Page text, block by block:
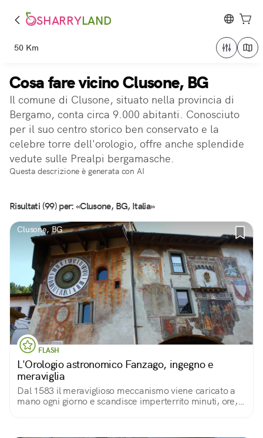
SHARRYLAND
50 Km
Cosa fare vicino Clusone, BG
Il comune di Clusone, situato nella provincia di
Bergamo, conta circa 9.000 abitanti. Conosciuto
per il suo centro storico ben conservato e la
celebre torre dell'orologio, offre anche splendide
vedute sulle Prealpi bergamasche.
Questa descrizione è generata con AI
Risultati (99) per: «Clusone, BG, Italia»
Clusone, BG
FLASH
L'Orologio astronomico Fanzago, ingegno e
meraviglia
Dal 1583 il meraviglioso meccanismo viene caricato a
mano ogni giorno e scandisce imperterrito minuti, ore,